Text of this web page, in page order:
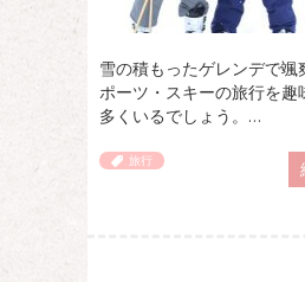
雪の積もったゲレンデで颯
ポーツ・スキーの旅行を趣
多くいるでしょう。…
旅行